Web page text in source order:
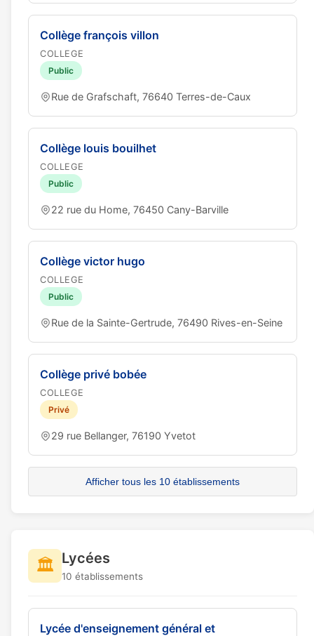
Collège françois villon
COLLEGE
Public
Rue de Grafschaft, 76640 Terres-de-Caux
Collège louis bouilhet
COLLEGE
Public
22 rue du Home, 76450 Cany-Barville
Collège victor hugo
COLLEGE
Public
Rue de la Sainte-Gertrude, 76490 Rives-en-Seine
Collège privé bobée
COLLEGE
Privé
29 rue Bellanger, 76190 Yvetot
Afficher tous les 10 établissements
🏛️ Lycées
10 établissements
Lycée d'enseignement général et